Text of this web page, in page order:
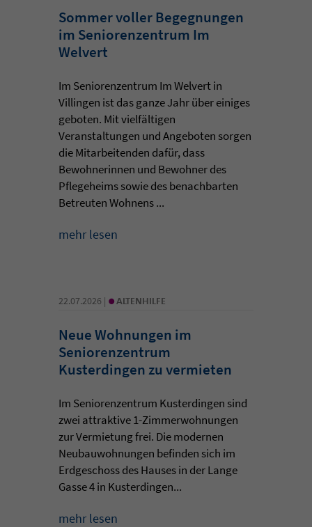
Sommer voller Begegnungen
im Seniorenzentrum Im
Welvert
Im Seniorenzentrum Im Welvert in
Villingen ist das ganze Jahr über einiges
geboten. Mit vielfältigen
Veranstaltungen und Angeboten sorgen
die Mitarbeitenden dafür, dass
Bewohnerinnen und Bewohner des
Pflegeheims sowie des benachbarten
Betreuten Wohnens ...
mehr lesen
22.07.2026 | • ALTENHILFE
Neue Wohnungen im
Seniorenzentrum
Kusterdingen zu vermieten
Im Seniorenzentrum Kusterdingen sind
zwei attraktive 1-Zimmerwohnungen
zur Vermietung frei. Die modernen
Neubauwohnungen befinden sich im
Erdgeschoss des Hauses in der Lange
Gasse 4 in Kusterdingen...
mehr lesen